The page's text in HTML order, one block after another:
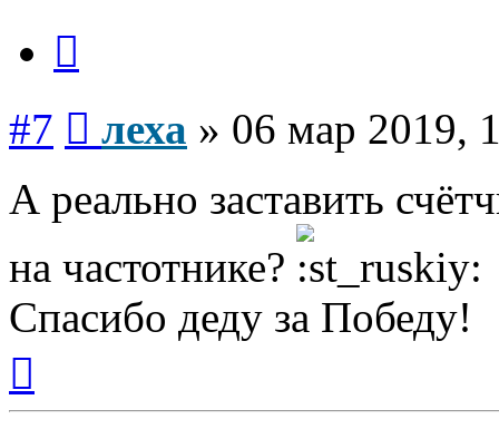
#7 леха » 06 мар 2019,
А реально заставить
на частотнике?
Спасибо деду за Победу!
началу